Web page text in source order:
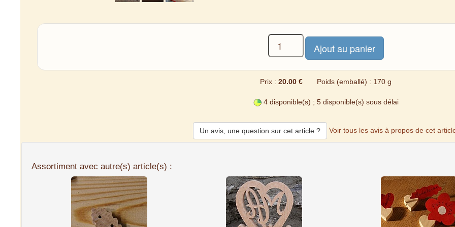
Prix : 20.00 € Poids (emballé) : 170 g
4 disponible(s) ; 5 disponible(s) sous délai
Un avis, une question sur cet article ? Voir tous les avis à propos de cet
Assortiment avec autre(s) article(s) :